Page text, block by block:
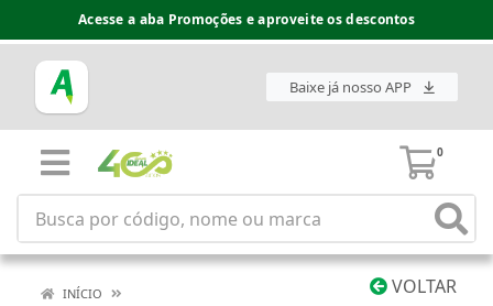
Acesse a aba Promoções e aproveite os descontos
Baixe já nosso APP
0
VOLTAR
INÍCIO